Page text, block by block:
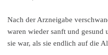
Nach der Arzneigabe
waren wieder sanft und gesund
sie war, als sie endlich auf die